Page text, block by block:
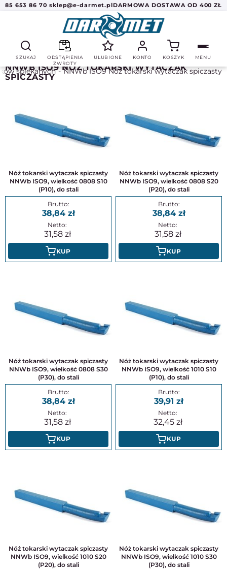
85 653 86 70 sklep@e-darmet.plDARMOWA DOSTAWA OD 400 ZŁ
SZUKAJ
ODSTĄPIENIA
ZWROTY
ULUBIONE KONTO KOSZYK MENU
spiekanych NNWb ISO9 Nóż tokarski wytaczak spiczasty
NNWB ISO9 NÓŻ TOKARSKI WYTACZAK
SPICZASTY
Nóż tokarski wytaczak spiczasty
NNWb ISO9, wielkość 0808 S10
(P10), do stali
38,84
31,58
KUP
Nóż tokarski wytaczak spiczasty
NNWb ISO9, wielkość 0808 S20
(P20), do stali
38,84
31,58
KUP
Nóż tokarski wytaczak spiczasty
NNWb ISO9, wielkość 0808 S30
(P30), do stali
38,84
31,58
KUP
Nóż tokarski wytaczak spiczasty
NNWb ISO9, wielkość 1010 S10
(P10), do stali
39,91
32,45
KUP
Nóż tokarski wytaczak spiczasty
NNWb ISO9, wielkość 1010 S20
(P20), do stali
Nóż tokarski wytaczak spiczasty
NNWb ISO9, wielkość 1010 S30
(P30), do stali